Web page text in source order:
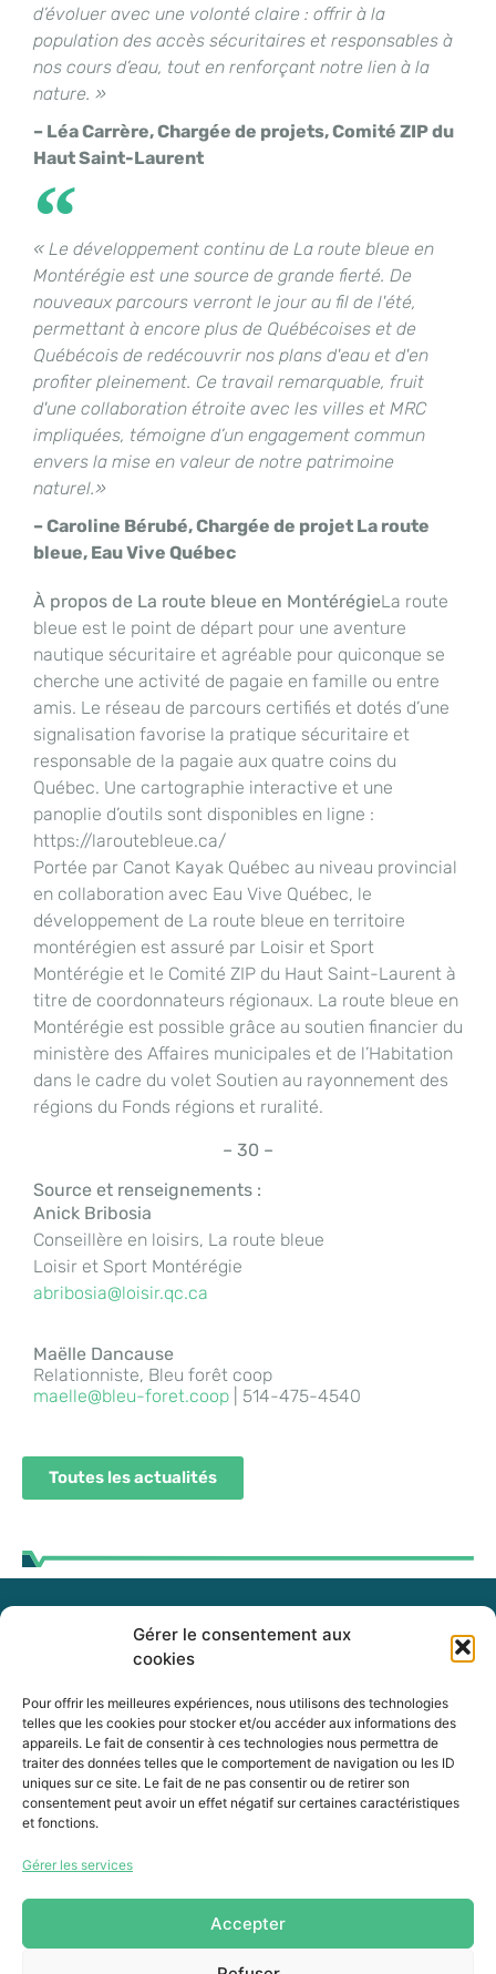
Gérer le consentement aux
cookies
Pour offrir les meilleures expériences, nous utilisons des technologies
telles que les cookies pour stocker et/ou accéder aux informations des
appareils. Le fait de consentir à ces technologies nous permettra de
traiter des données telles que le comportement de navigation ou les ID
uniques sur ce site. Le fait de ne pas consentir ou de retirer son
consentement peut avoir un effet négatif sur certaines caractéristiques
et fonctions.
Gérer les services
Accepter
d’évoluer avec une volonté claire : offrir à la
population des accès sécuritaires et responsables à
nos cours d’eau, tout en renforçant notre lien à la
nature. »
– Léa Carrère, Chargée de projets, Comité ZIP du
Haut Saint-Laurent
« Le développement continu de La route bleue en
Montérégie est une source de grande fierté. De
nouveaux parcours verront le jour au fil de l'été,
permettant à encore plus de Québécoises et de
Québécois de redécouvrir nos plans d'eau et d'en
profiter pleinement. Ce travail remarquable, fruit
d'une collaboration étroite avec les villes et MRC
impliquées, témoigne d’un engagement commun
envers la mise en valeur de notre patrimoine
naturel.»
– Caroline Bérubé, Chargée de projet La route
bleue, Eau Vive Québec
À propos de La route bleue en MontérégieLa route
bleue est le point de départ pour une aventure
nautique sécuritaire et agréable pour quiconque se
cherche une activité de pagaie en famille ou entre
amis. Le réseau de parcours certifiés et dotés d’une
signalisation favorise la pratique sécuritaire et
responsable de la pagaie aux quatre coins du
Québec. Une cartographie interactive et une
panoplie d’outils sont disponibles en ligne :
https://laroutebleue.ca/
Portée par Canot Kayak Québec au niveau provincial
en collaboration avec Eau Vive Québec, le
développement de La route bleue en territoire
montérégien est assuré par Loisir et Sport
Montérégie et le Comité ZIP du Haut Saint-Laurent à
titre de coordonnateurs régionaux. La route bleue en
Montérégie est possible grâce au soutien financier du
ministère des Affaires municipales et de l’Habitation
dans le cadre du volet Soutien au rayonnement des
régions du Fonds régions et ruralité.
– 30 –
Source et renseignements :
Anick Bribosia
Conseillère en loisirs, La route bleue
Loisir et Sport Montérégie
abribosia@loisir.qc.ca
Maëlle Dancause
Relationniste, Bleu forêt coop
maelle@bleu-foret.coop | 514-475-4540
Toutes les actualités
255, boul. Laurier, bureau 100
McMasterville (Québec)
J3G 0B7
Intranet
info@mrcvr.ca